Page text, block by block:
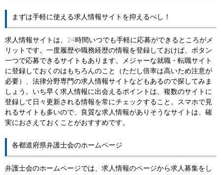
まずは手軽に使える求人情報サイトを抑えるべし！
求人情報サイトは、24時間いつでも手軽に応募ができるところがメ
リットです。一度履歴や職務経歴の情報を登録しておけば、ボタン
一つで応募できるサイトもあります。メジャーな就職・転職サイト
に登録しておくのはもちろんのこと（ただし倍率は高いため注意が
必要）、法律分野専門の求人情報サイトなどもあるので探してみま
しょう。いち早く求人情報に出会えるポイントは、複数のサイトに
登録して日々更新される情報を常にチェックすること。スマホで見
れるサイトも多いので、良質な求人情報がありそうなサイトは、確
実におさえておくことがおすすめです。
各都道府県弁護士会のホームページ
弁護士会のホームページでは、求人情報のページから求人募集をし